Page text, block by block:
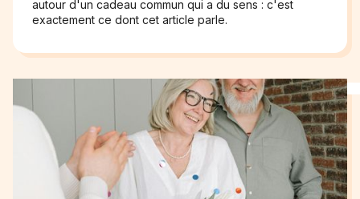
autour d'un cadeau commun qui a du sens : c'est
exactement ce dont cet article parle.